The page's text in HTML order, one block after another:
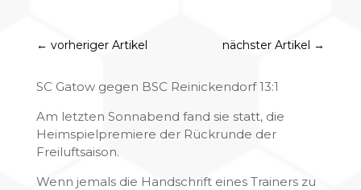
← vorheriger Artikel nächster Artikel →
SC Gatow gegen BSC Reinickendorf 13:1
Am letzten Sonnabend fand sie statt, die
Heimspielpremiere der Rückrunde der
Freiluftsaison.
Wenn jemals die Handschrift eines Trainers zu